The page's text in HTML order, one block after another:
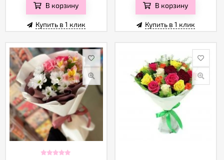
В корзину
Купить в 1 клик
В корзину
Купить в 1 клик